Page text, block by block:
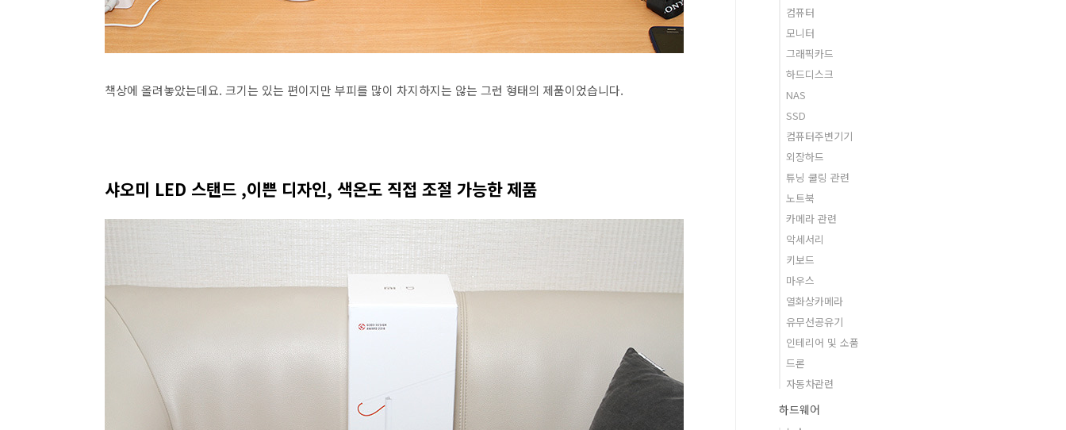
책상에 올려놓았는데요. 크기는 있는 편이지만 부피를 많이 차지하지는 않는 그런 형태의 제품이었습니다.
샤오미 LED 스탠드 ,이쁜 디자인, 색온도 직접 조절 가능한 제품
컴퓨터
모니터
그래픽카드
하드디스크
NAS
SSD
컴퓨터주변기기
외장하드
튜닝 쿨링 관련
노트북
카메라 관련
악세서리
키보드
마우스
열화상카메라
유무선공유기
인테리어 및 소품
드론
자동차관련
하드웨어